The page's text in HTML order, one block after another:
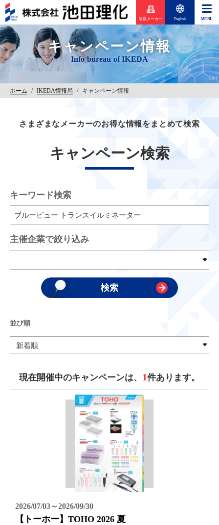
取扱メーカー English
キャンペーン情報
ホーム / IKEDA情報局 / キャンペーン情報
さまざまなメーカーのお得な情報をまとめて検索
キャンペーン検索
キーワード検索
主催企業で絞り込み
並び順
現在開催中のキャンペーンは、 1件あります。
2026/07/03～2026/09/30
【トーホー】TOHO 2026 夏